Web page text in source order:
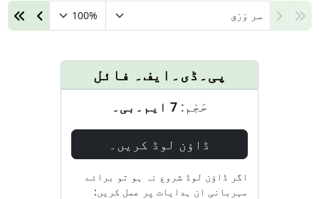
پی۔ڈی۔ایف۔ فائل
حَجْم:7 ایم۔بی۔
ڈاؤن لوڈ کریں۔
اگر ڈاؤن لوڈ شروع نہ ہو تو برائے
مہربانی ان ہدایات پر عمل کریں: